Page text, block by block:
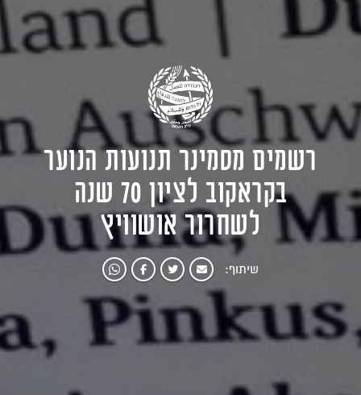
רשמים מסמינר תנועות הנוער
בקראקוב לציון 70 שנה
לשחרור אושוויץ
שיתוף: